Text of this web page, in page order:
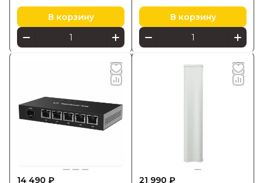
В корзину В корзину
14 490 ₽ 21 990 ₽